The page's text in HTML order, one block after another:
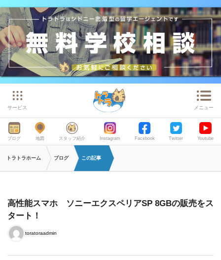
サービス メニュー
ブログ 地図 スタッフ紹介 Instagram Facebook Twitter Youtube
トラトラホーム ブログ この記事
高性能スマホ ソニーエクスペリアSP 8GBの販売をス
タート！
toratoraadmin